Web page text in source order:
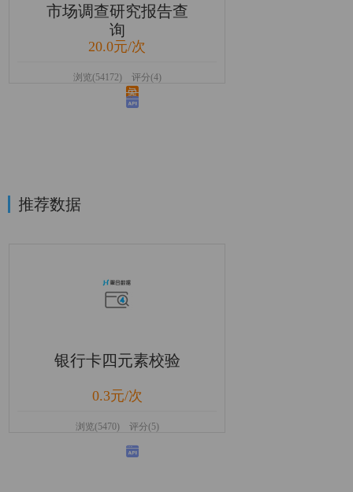
市场调查研究报告查
询
20.0元/次
浏览(54172) 评分(4)
推荐数据
银行卡四元素校验
0.3元/次
浏览(5470) 评分(5)